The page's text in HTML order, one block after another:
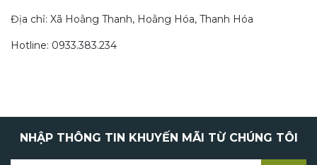
Địa chỉ: Xã Hoằng Thanh, Hoằng Hóa, Thanh Hóa
Hotline: 0933.383.234
NHẬP THÔNG TIN KHUYẾN MÃI TỪ CHÚNG TÔI